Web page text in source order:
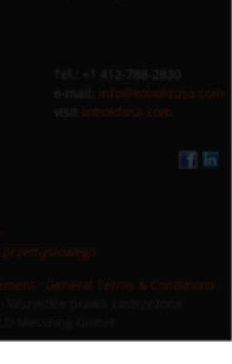
info@koboldusa.com
koboldusa.com
General Terms & Conditions